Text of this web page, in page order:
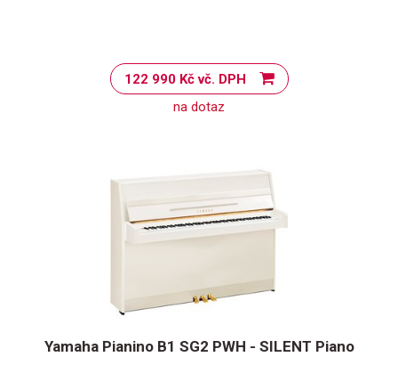
122 990 Kč vč. DPH
na dotaz
Yamaha Pianino B1 SG2 PWH - SILENT Piano